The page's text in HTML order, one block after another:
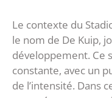
Le contexte du
le nom de De Kuip,
développement. Ce
constante, avec un
de l’intensité. Dans